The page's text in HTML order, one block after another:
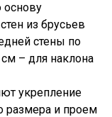
основу
из брусьев
стены по
– для наклона
укрепление
размера и проем